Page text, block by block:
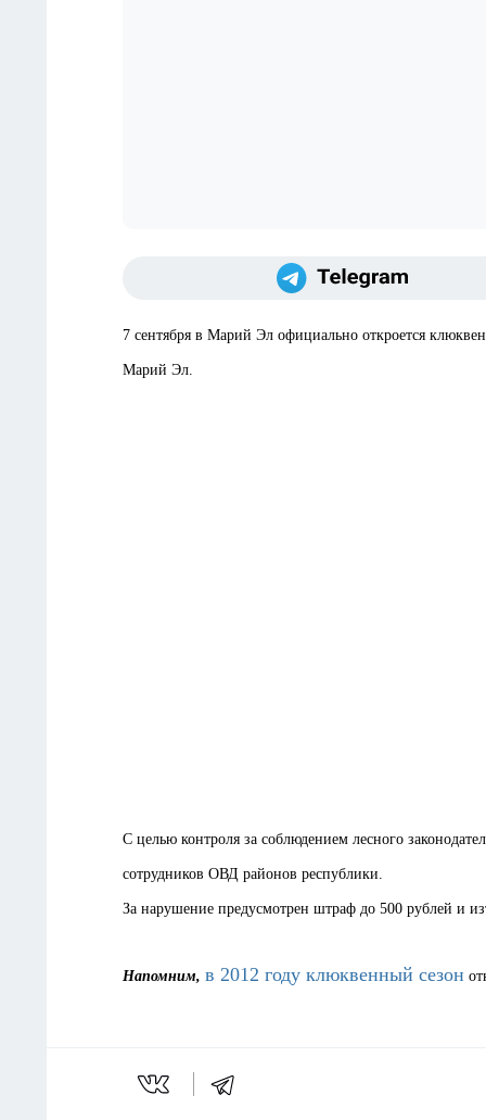
7 сентября в Марий Эл официально откроется
Марий Эл.
С целью контроля за соблюдением лесного
сотрудников ОВД районов республики.
За нарушение предусмотрен штраф до 500 рублей и
Напомним, в 2012 году клюквенный сезон